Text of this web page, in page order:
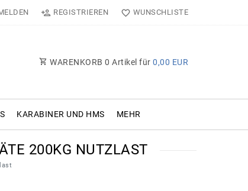
REGISTRIEREN WUNSCHLISTE
WARENKORB 0 Artikel für 0,00 EUR
KARABINER UND HMS MEHR
200KG NUTZLAST